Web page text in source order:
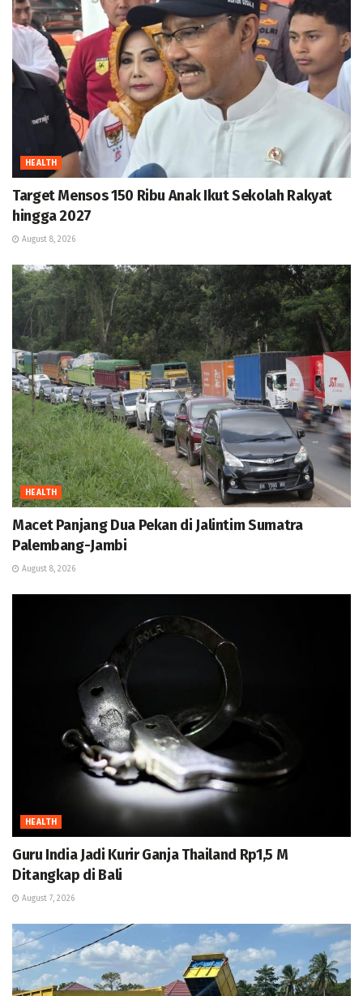
HEALTH
Target Mensos 150 Ribu Anak Ikut Sekolah Rakyat
hingga 2027
August 8, 2026
HEALTH
Macet Panjang Dua Pekan di Jalintim Sumatra
Palembang-Jambi
August 8, 2026
HEALTH
Guru India Jadi Kurir Ganja Thailand Rp1,5 M
Ditangkap di Bali
August 7, 2026